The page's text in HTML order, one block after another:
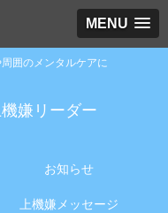
MENU
囲のメンタルケアに
嫌リーダー
お知らせ
上機嫌メッセージ